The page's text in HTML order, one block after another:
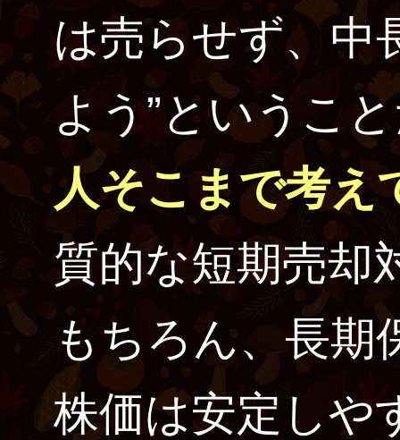
は売らせず、中
よう”というこ
人そこまで考え
質的な短期売却
もちろん、長期
株価は安定しや